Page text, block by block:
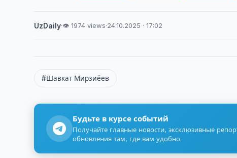
UzDaily·👁 1974 views·24.10.2025 · 17:02
#Шавкат Мирзиёев
Будьте в курсе событий
Получайте главные новости, эксклюзивные
обновления там, где вам удобно.